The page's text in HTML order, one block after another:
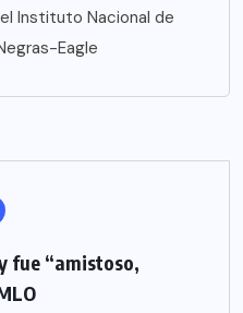
Instituto Nacional de
Eagle
fue “amistoso,